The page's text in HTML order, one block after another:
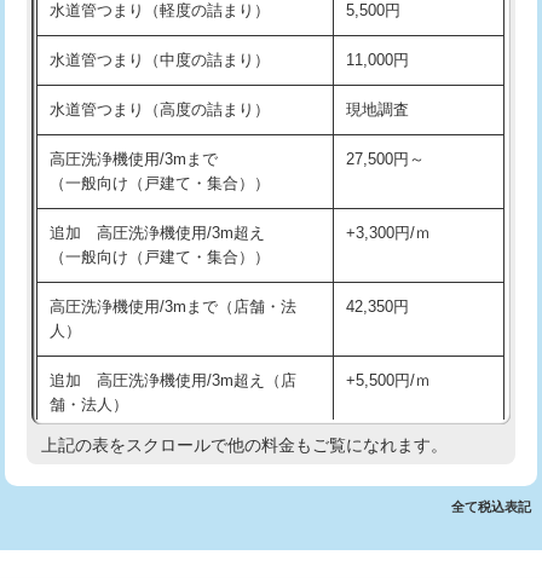
洗面台設置 38,500円
化粧台設置 22,000円
追加人工 16,500円
廃棄・処分 現場見積
※給水管工事は20mmまでの価格です。
交換・取付(排水栓・排水トラップ
22,000円+材料費
持込商品取付（混合水栓）
持込商品取付（浄水器・分岐水栓） 16,500円
業）
排水管工事（追加 排水管工事/3ｍ超
え）
マス交換（土の掘削・埋め戻し作業） 11,000円~
水道管つまり（軽度の詰まり） 5,500円
水道管つまり（中度の詰まり） 11,000円
水道管つまり（高度の詰まり） 現地調査
高圧洗浄機使用/3mまで
（一般向け（戸建て・集合））
27,500円～
追加 高圧洗浄機使用/3m超え
（一般向け（戸建て・集合））
+3,300円/ｍ
高圧洗浄機使用/3mまで（店舗・法
人）
42,350円
追加 高圧洗浄機使用/3m超え（店
舗・法人）
+5,500円/ｍ
高度高圧洗浄換 現地調査
トーラー機使用/3mまで 33,000円
上記の表をスクロールで他の料金もご覧になれます。
全て税込表記